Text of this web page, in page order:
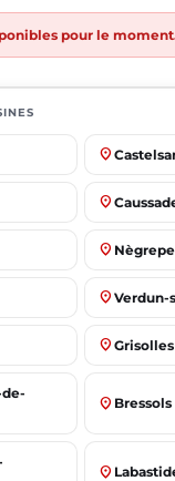
pour le
place
place
place
place Verdun-
place Grisolles
place Bressols
place